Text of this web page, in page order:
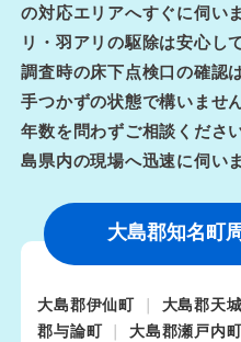
の対応エリアへすぐに伺い
リ・羽アリの駆除は安心し
調査時の床下点検口の確認
手つかずの状態で構いませ
年数を問わずご相談くださ
島県内の現場へ迅速に伺いま
大島郡知名町
大島郡伊仙町 大島郡天
郡与論町
大島郡瀬戸内